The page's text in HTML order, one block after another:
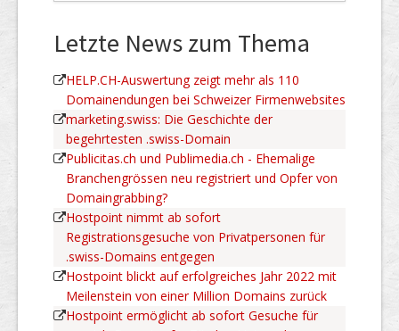
Letzte News zum Thema
HELP.CH-Auswertung zeigt mehr als 110
Domainendungen bei Schweizer Firmenwebsites
marketing.swiss: Die Geschichte der
begehrtesten .swiss-Domain
Publicitas.ch und Publimedia.ch - Ehemalige
Branchengrössen neu registriert und Opfer von
Domaingrabbing?
Hostpoint nimmt ab sofort
Registrationsgesuche von Privatpersonen für
.swiss-Domains entgegen
Hostpoint blickt auf erfolgreiches Jahr 2022 mit
Meilenstein von einer Million Domains zurück
Hostpoint ermöglicht ab sofort Gesuche für